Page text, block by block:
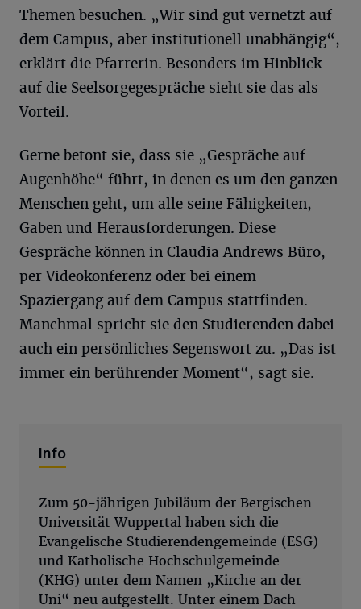
Themen besuchen. „Wir sind gut vernetzt auf
dem Campus, aber institutionell unabhängig“,
erklärt die Pfarrerin. Besonders im Hinblick
auf die Seelsorgegespräche sieht sie das als
Vorteil.
Gerne betont sie, dass sie „Gespräche auf
Augenhöhe“ führt, in denen es um den ganzen
Menschen geht, um alle seine Fähigkeiten,
Gaben und Herausforderungen. Diese
Gespräche können in Claudia Andrews Büro,
per Videokonferenz oder bei einem
Spaziergang auf dem Campus stattfinden.
Manchmal spricht sie den Studierenden dabei
auch ein persönliches Segenswort zu. „Das ist
immer ein berührender Moment“, sagt sie.
Info
Zum 50-jährigen Jubiläum der Bergischen
Universität Wuppertal haben sich die
Evangelische Studierendengemeinde (ESG)
und Katholische Hochschulgemeinde
(KHG) unter dem Namen „Kirche an der
Uni“ neu aufgestellt. Unter einem Dach